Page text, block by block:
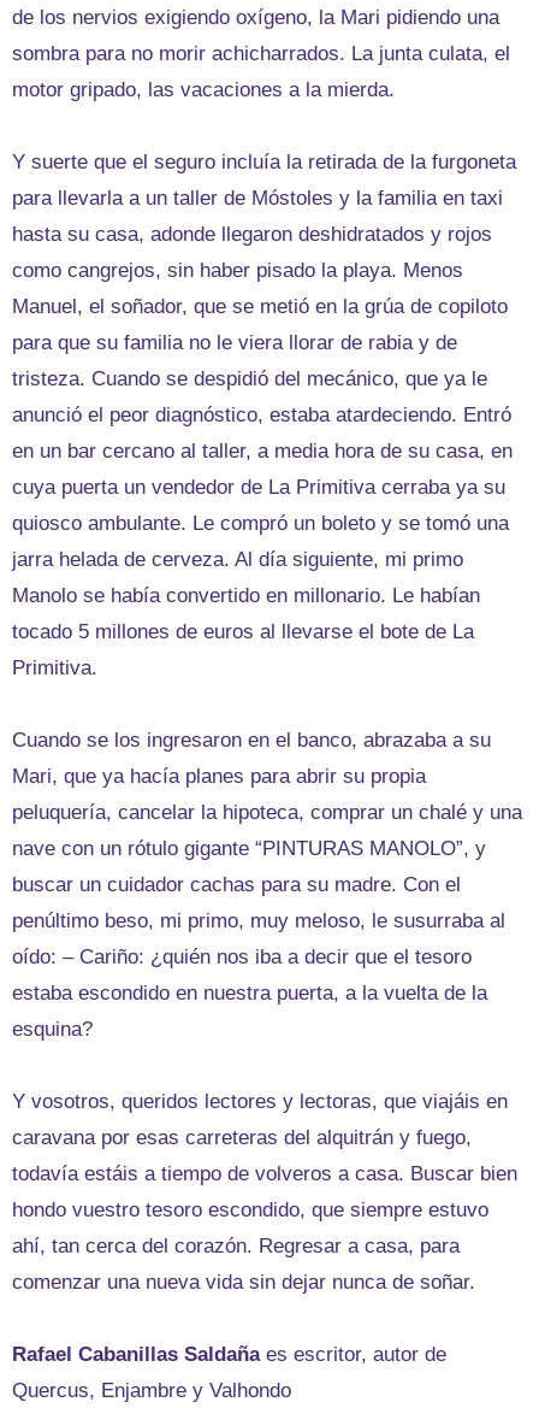
de los nervios exigiendo oxígeno, la Mari pidiendo una
sombra para no morir achicharrados. La junta culata, el
motor gripado, las vacaciones a la mierda.
Y suerte que el seguro incluía la retirada de la furgoneta
para llevarla a un taller de Móstoles y la familia en taxi
hasta su casa, adonde llegaron deshidratados y rojos
como cangrejos, sin haber pisado la playa. Menos
Manuel, el soñador, que se metió en la grúa de copiloto
para que su familia no le viera llorar de rabia y de
tristeza. Cuando se despidió del mecánico, que ya le
anunció el peor diagnóstico, estaba atardeciendo. Entró
en un bar cercano al taller, a media hora de su casa, en
cuya puerta un vendedor de La Primitiva cerraba ya su
quiosco ambulante. Le compró un boleto y se tomó una
jarra helada de cerveza. Al día siguiente, mi primo
Manolo se había convertido en millonario. Le habían
tocado 5 millones de euros al llevarse el bote de La
Primitiva.
Cuando se los ingresaron en el banco, abrazaba a su
Mari, que ya hacía planes para abrir su propia
peluquería, cancelar la hipoteca, comprar un chalé y una
nave con un rótulo gigante “PINTURAS MANOLO”, y
buscar un cuidador cachas para su madre. Con el
penúltimo beso, mi primo, muy meloso, le susurraba al
oído: – Cariño: ¿quién nos iba a decir que el tesoro
estaba escondido en nuestra puerta, a la vuelta de la
esquina?
Y vosotros, queridos lectores y lectoras, que viajáis en
caravana por esas carreteras del alquitrán y fuego,
todavía estáis a tiempo de volveros a casa. Buscar bien
hondo vuestro tesoro escondido, que siempre estuvo
ahí, tan cerca del corazón. Regresar a casa, para
comenzar una nueva vida sin dejar nunca de soñar.
Rafael Cabanillas Saldañaes escritor, autor de
Quercus, Enjambre y Valhondo